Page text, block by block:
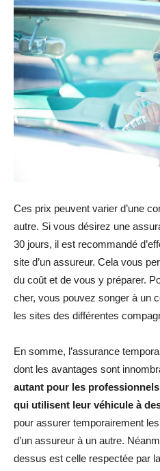
Ces prix peuvent varier d’une
autre. Si vous désirez une
30 jours, il est recommandé
site d’un assureur. Cela vous
du coût et de vous y préparer.
cher, vous pouvez songer à un
les sites des différentes
En somme, l’assurance
dont les avantages sont
autant pour les
qui utilisent leur véhicule à
pour assurer temporairement
d’un assureur à un autre.
dessus est celle respectée par